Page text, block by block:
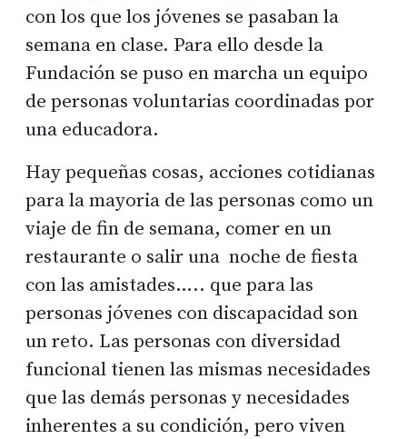
con los que los jóvenes se pasaban la
semana en clase. Para ello desde la
Fundación se puso en marcha un equipo
de personas voluntarias coordinadas por
una educadora.
Hay pequeñas cosas, acciones cotidianas
para la mayoria de las personas como un
viaje de fin de semana, comer en un
restaurante o salir una noche de fiesta
con las amistades….. que para las
personas jóvenes con discapacidad son
un reto. Las personas con diversidad
funcional tienen las mismas necesidades
que las demás personas y necesidades
inherentes a su condición, pero viven